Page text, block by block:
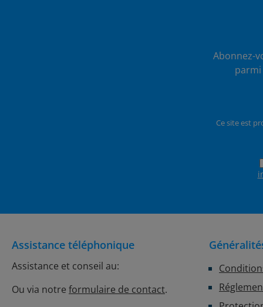
Abonnez-
Ce site est
Assistance téléphonique
Assistance et conseil au:
Ou via notre formulaire de contact.